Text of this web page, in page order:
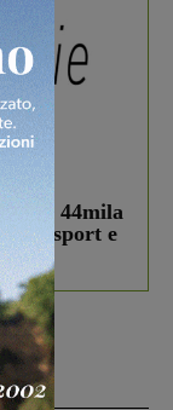
oltre 44mila
lo sport e